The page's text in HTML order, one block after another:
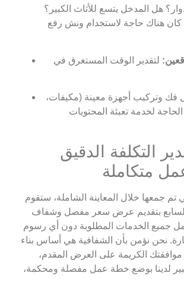
هل المدخل يتسع للأثاث الكبير؟
كان هناك حاجة لاستخدام ونش رفع
لتقدير الوقت المستغرق في
فك وتركيب أجهزة معينة (مكيفات،
لخدمة تعبئة المحتويات
2: تقدير التكلفة الدقيق
متكاملة
تم جمعها خلال المعاينة الشاملة، ستقوم
بتقديم عرض سعر مفصل وشفاف
جميع الخدمات المطلوبة دون أي رسوم
نحن نؤمن بأن الشفافية هي أساس بناء
موافقتك الكريمة على العرض المقدم،
لدينا بوضع خطة عمل مفصلة ومحكمة،